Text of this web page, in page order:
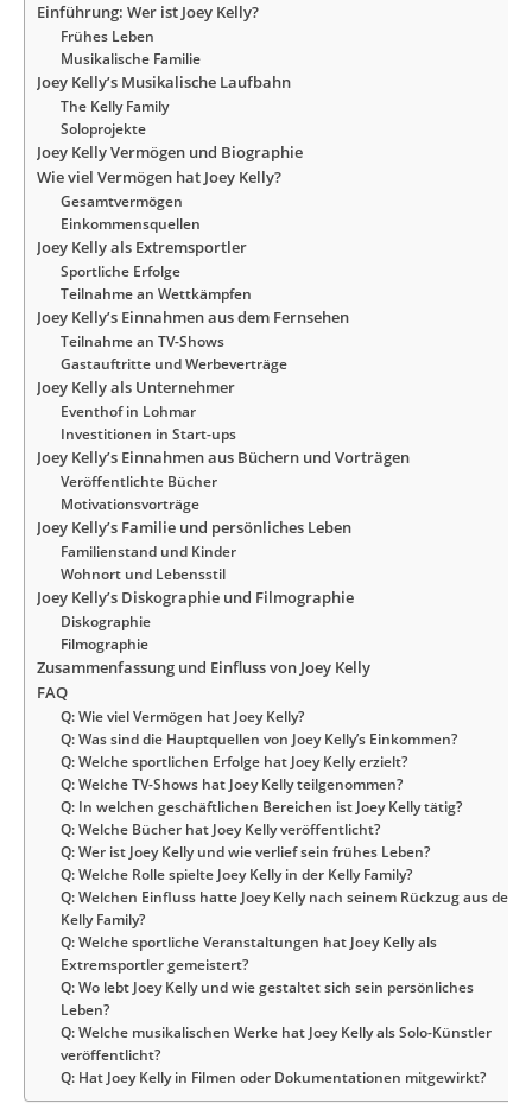
Einführung: Wer ist Joey Kelly?
Frühes Leben
Musikalische Familie
Joey Kelly’s Musikalische Laufbahn
The Kelly Family
Soloprojekte
Joey Kelly Vermögen und Biographie
Wie viel Vermögen hat Joey Kelly?
Gesamtvermögen
Einkommensquellen
Joey Kelly als Extremsportler
Sportliche Erfolge
Teilnahme an Wettkämpfen
Joey Kelly’s Einnahmen aus dem Fernsehen
Teilnahme an TV-Shows
Gastauftritte und Werbeverträge
Joey Kelly als Unternehmer
Eventhof in Lohmar
Investitionen in Start-ups
Joey Kelly’s Einnahmen aus Büchern und Vorträgen
Veröffentlichte Bücher
Motivationsvorträge
Joey Kelly’s Familie und persönliches Leben
Familienstand und Kinder
Wohnort und Lebensstil
Joey Kelly’s Diskographie und Filmographie
Diskographie
Filmographie
Zusammenfassung und Einfluss von Joey Kelly
FAQ
Q: Wie viel Vermögen hat Joey Kelly?
Q: Was sind die Hauptquellen von Joey Kelly’s Einkommen?
Q: Welche sportlichen Erfolge hat Joey Kelly erzielt?
Q: Welche TV-Shows hat Joey Kelly teilgenommen?
Q: In welchen geschäftlichen Bereichen ist Joey Kelly tätig?
Q: Welche Bücher hat Joey Kelly veröffentlicht?
Q: Wer ist Joey Kelly und wie verlief sein frühes Leben?
Q: Welche Rolle spielte Joey Kelly in der Kelly Family?
Q: Welchen Einfluss hatte Joey Kelly nach seinem Rückzug aus der
Kelly Family?
Q: Welche sportliche Veranstaltungen hat Joey Kelly als
Extremsportler gemeistert?
Q: Wo lebt Joey Kelly und wie gestaltet sich sein persönliches
Leben?
Q: Welche musikalischen Werke hat Joey Kelly als Solo-Künstler
veröffentlicht?
Q: Hat Joey Kelly in Filmen oder Dokumentationen mitgewirkt?